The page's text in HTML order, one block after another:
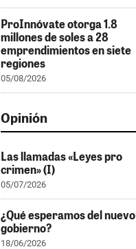
ProInnóvate otorga 1.8
millones de soles a 28
emprendimientos en siete
regiones
05/08/2026
Opinión
Las llamadas «Leyes pro
crimen» (I)
05/07/2026
¿Qué esperamos del nuevo
gobierno?
18/06/2026